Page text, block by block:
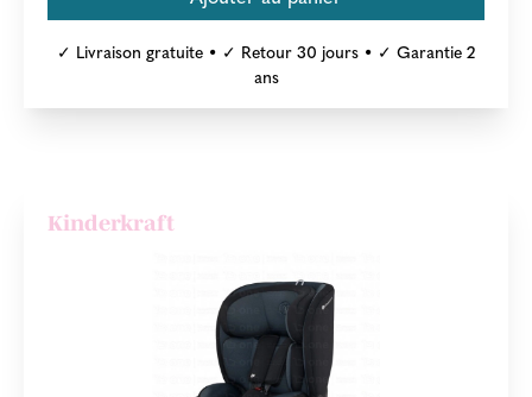
✓ Livraison gratuite • ✓ Retour 30 jours • ✓ Garantie 2
ans
Kinderkraft